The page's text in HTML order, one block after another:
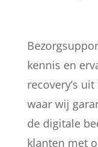
kennis en
recovery’s
waar wij
de digitale
klanten met